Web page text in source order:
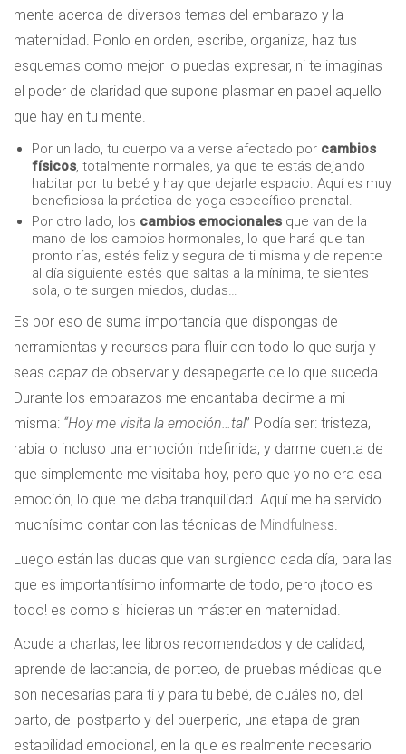
mente acerca de diversos temas del embarazo y la
maternidad. Ponlo en orden, escribe, organiza, haz tus
esquemas como mejor lo puedas expresar, ni te imaginas
el poder de claridad que supone plasmar en papel aquello
que hay en tu mente.
Por un lado, tu cuerpo va a verse afectado por cambios
físicos, totalmente normales, ya que te estás dejando
habitar por tu bebé y hay que dejarle espacio. Aquí es muy
beneficiosa la práctica de yoga específico prenatal.
Por otro lado, los cambios emocionales que van de la
mano de los cambios hormonales, lo que hará que tan
pronto rías, estés feliz y segura de ti misma y de repente
al día siguiente estés que saltas a la mínima, te sientes
sola, o te surgen miedos, dudas…
Es por eso de suma importancia que dispongas de
herramientas y recursos para fluir con todo lo que surja y
seas capaz de observar y desapegarte de lo que suceda.
Durante los embarazos me encantaba decirme a mi
misma: “Hoy me visita la emoción…tal” Podía ser: tristeza,
rabia o incluso una emoción indefinida, y darme cuenta de
que simplemente me visitaba hoy, pero que yo no era esa
emoción, lo que me daba tranquilidad. Aquí me ha servido
muchísimo contar con las técnicas de Mindfulness.
Luego están las dudas que van surgiendo cada día, para las
que es importantísimo informarte de todo, pero ¡todo es
todo! es como si hicieras un máster en maternidad.
Acude a charlas, lee libros recomendados y de calidad,
aprende de lactancia, de porteo, de pruebas médicas que
son necesarias para ti y para tu bebé, de cuáles no, del
parto, del postparto y del puerperio, una etapa de gran
estabilidad emocional, en la que es realmente necesario